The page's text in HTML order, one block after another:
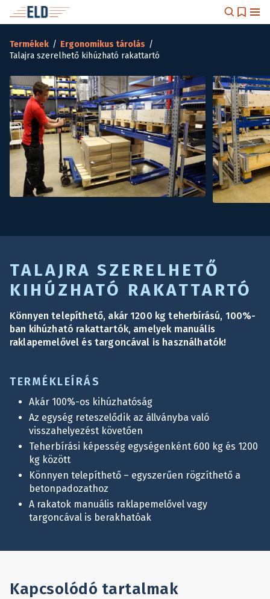
Termékek / Ergonomikus tárolás /
Talajra szerelhető kihúzható rakattartó
TALAJRA SZERELHETŐ
KIHÚZHATÓ RAKATTARTÓ
Könnyen telepíthető, akár 1200 kg teherbírású, 100%-
ban kihúzható rakattartók, amelyek manuális
raklapemelővel és targoncával is használhatók!
TERMÉKLEÍRÁS
Akár 100%-os kihúzhatóság
Az egység reteszelődik az állványba való
visszahelyezést követően
Teherbírási képesség egységenként 600 kg és 1200
kg között
Könnyen telepíthető – egyszerűen rögzíthető a
betonpadozathoz
A rakatok manuális raklapemelővel vagy
targoncával is berakhatóak
Kapcsolódó tartalmak